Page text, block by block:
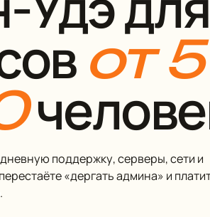
от
поддержку, серверы, сети и
«дергать админа» и